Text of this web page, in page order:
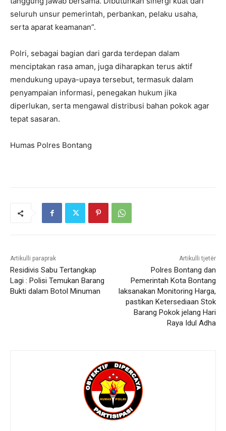
seluruh unsur pemerintah, perbankan, pelaku usaha,
serta aparat keamanan”.
Polri, sebagai bagian dari garda terdepan dalam
menciptakan rasa aman, juga diharapkan terus aktif
mendukung upaya-upaya tersebut, termasuk dalam
penyampaian informasi, penegakan hukum jika
diperlukan, serta mengawal distribusi bahan pokok agar
tepat sasaran.
Humas Polres Bontang
Artikulli paraprak
Residivis Sabu Tertangkap
Lagi : Polisi Temukan Barang
Bukti dalam Botol Minuman
Artikulli tjetër
Polres Bontang dan
Pemerintah Kota Bontang
laksanakan Monitoring Harga,
pastikan Ketersediaan Stok
Barang Pokok jelang Hari
Raya Idul Adha